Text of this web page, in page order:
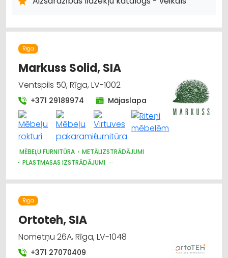
Rīga
Markuss Solid, SIA
Ventspils 50, Rīga, LV-1002
+371 29189974 Mājaslapa
MĒBEĻU FURNITŪRA
METĀLIZSTRĀDĀJUMI
PLASTMASAS IZSTRĀDĀJUMI
Rīga
Ortoteh, SIA
Nometņu 26A, Rīga, LV-1048
+371 27070409